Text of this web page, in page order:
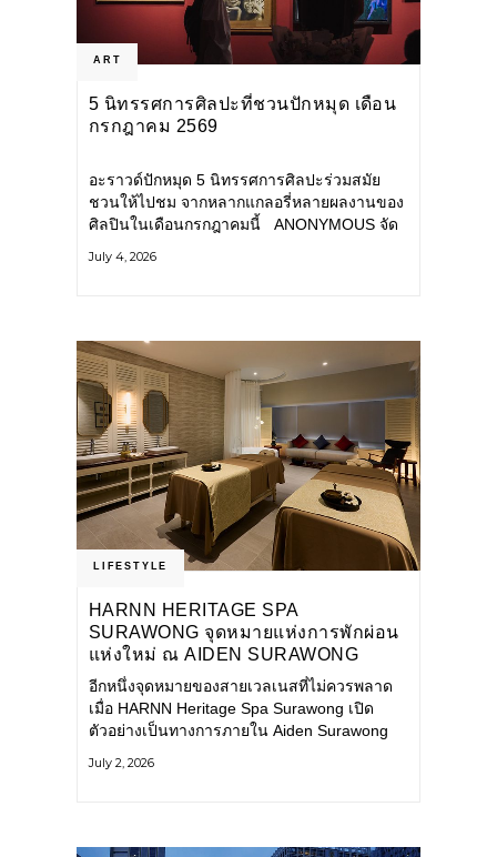
ART
5 นิทรรศการศิลปะที่ชวนปักหมุด เดือน
กรกฎาคม 2569
อะราวด์ปักหมุด 5 นิทรรศการศิลปะร่วมสมัย
ชวนให้ไปชม จากหลากแกลอรี่หลายผลงานของ
ศิลปินในเดือนกรกฎาคมนี้ ANONYMOUS จัด
กลุ่ม Anonymous โดยมี นิ่ม
July 4, 2026
LIFESTYLE
HARNN HERITAGE SPA
SURAWONG จุดหมายแห่งการพักผ่อน
แห่งใหม่ ณ AIDEN SURAWONG
BANGKOK
อีกหนึ่งจุดหมายของสายเวลเนสที่ไม่ควรพลาด
เมื่อ HARNN Heritage Spa Surawong เปิด
ตัวอย่างเป็นทางการภายใน Aiden Surawong
ของเมืองใหญ่ มาสัมผัสประสบการณ์การพักผ่อน
July 2, 2026